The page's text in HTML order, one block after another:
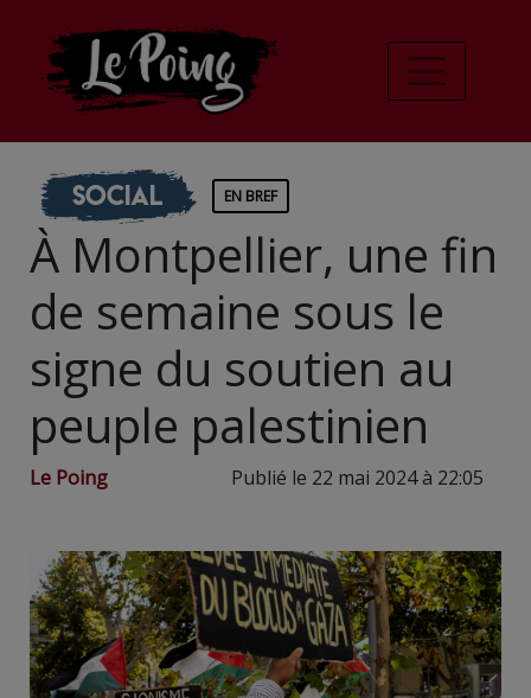
Social EN BREF
À Montpellier, une fin
de semaine sous le
signe du soutien au
peuple palestinien
Le Poing Publié le 22 mai 2024 à 22:05